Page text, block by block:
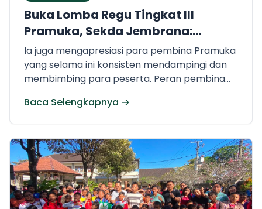
Buka Lomba Regu Tingkat III
Pramuka, Sekda Jembrana:
Tempat Belajar Jadi Pribadi yang
Tangguh
Ia juga mengapresiasi para pembina Pramuka
yang selama ini konsisten mendampingi dan
membimbing para peserta. Peran pembina
nilai-nilai kepramukaan sekaligus membentuk
karakter generasi muda yang berintegritas.
Baca Selengkapnya →